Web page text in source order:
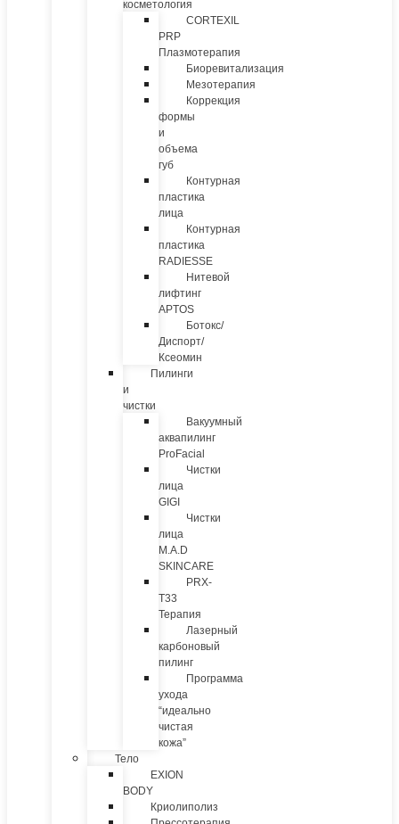
косметология
CORTEXIL
PRP
Плазмотерапия
Биоревитализация
Мезотерапия
Коррекция
формы
и
объема
губ
Контурная
пластика
лица
Контурная
пластика
RADIESSE
Нитевой
лифтинг
APTOS
Ботокс/
Диспорт/
Ксеомин
Пилинги
и
чистки
Вакуумный
аквапилинг
ProFacial
Чистки
лица
GIGI
Чистки
лица
M.A.D
SKINCARE
PRX-
T33
Терапия
Лазерный
карбоновый
пилинг
Программа
ухода
“идеально
чистая
кожа”
Тело
EXION
BODY
Криолиполиз